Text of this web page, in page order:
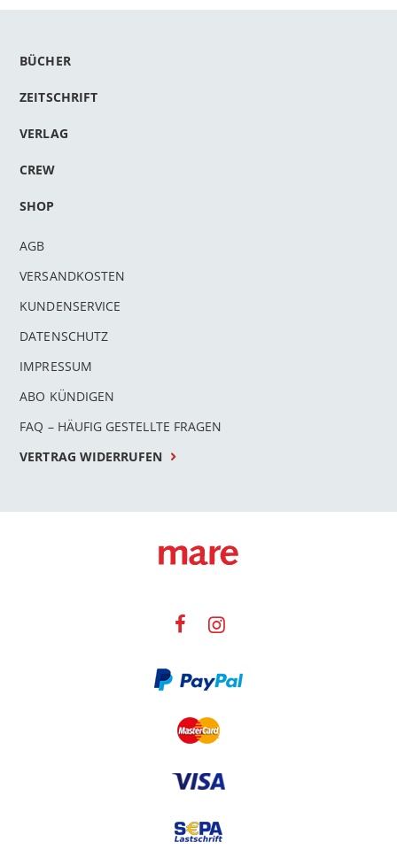
BÜCHER
ZEITSCHRIFT
VERLAG
CREW
SHOP
AGB
VERSANDKOSTEN
KUNDENSERVICE
DATENSCHUTZ
IMPRESSUM
ABO KÜNDIGEN
FAQ – HÄUFIG GESTELLTE FRAGEN
VERTRAG WIDERRUFEN